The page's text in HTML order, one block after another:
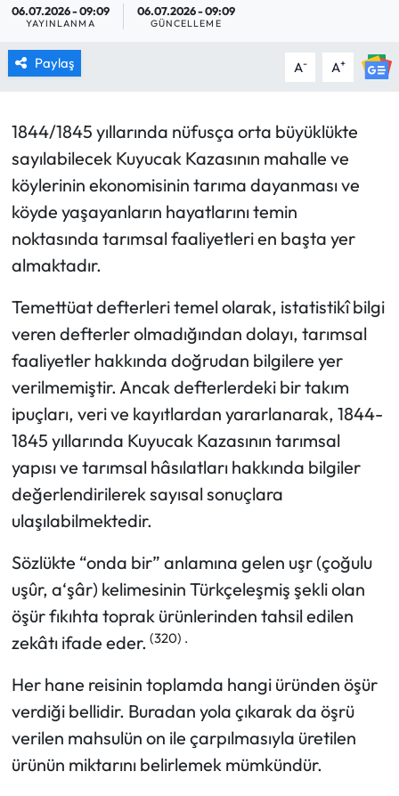
06.07.2026 - 09:09
YAYINLANMA
06.07.2026 - 09:09
GÜNCELLEME
Paylaş A- A+
1844/1845 yıllarında nüfusça orta büyüklükte
sayılabilecek Kuyucak Kazasının mahalle ve
köylerinin ekonomisinin tarıma dayanması ve
köyde yaşayanların hayatlarını temin
noktasında tarımsal faaliyetleri en başta yer
almaktadır.
Temettüat defterleri temel olarak, istatistikî bilgi
veren defterler olmadığından dolayı, tarımsal
faaliyetler hakkında doğrudan bilgilere yer
verilmemiştir. Ancak defterlerdeki bir takım
ipuçları, veri ve kayıtlardan yararlanarak, 1844-
1845 yıllarında Kuyucak Kazasının tarımsal
yapısı ve tarımsal hâsılatları hakkında bilgiler
değerlendirilerek sayısal sonuçlara
ulaşılabilmektedir.
Sözlükte “onda bir” anlamına gelen uşr (çoğulu
uşûr, a‘şâr) kelimesinin Türkçeleşmiş şekli olan
öşür fıkıhta toprak ürünlerinden tahsil edilen
zekâtı ifade eder. (320) .
Her hane reisinin toplamda hangi üründen öşür
verdiği bellidir. Buradan yola çıkarak da öşrü
verilen mahsulün on ile çarpılmasıyla üretilen
ürünün miktarını belirlemek mümkündür.
MAGAZİN
SAĞLIK
SİYASET
SPOR
TARIM
TURİZM
YAŞAM
RESMİ İLANLAR
HABER İLAN